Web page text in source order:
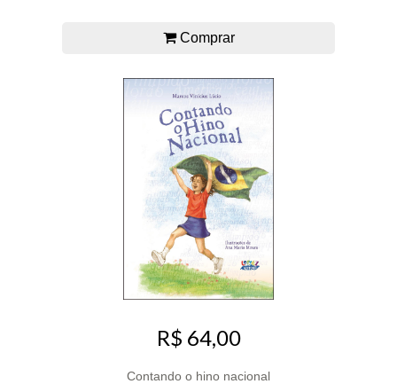
Comprar
R$ 64,00
Contando o hino nacional